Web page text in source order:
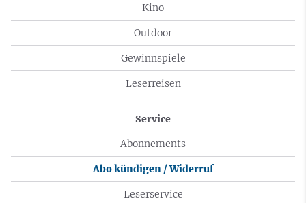
Kino
Outdoor
Gewinnspiele
Leserreisen
Service
Abonnements
Abo kündigen / Widerruf
Leserservice